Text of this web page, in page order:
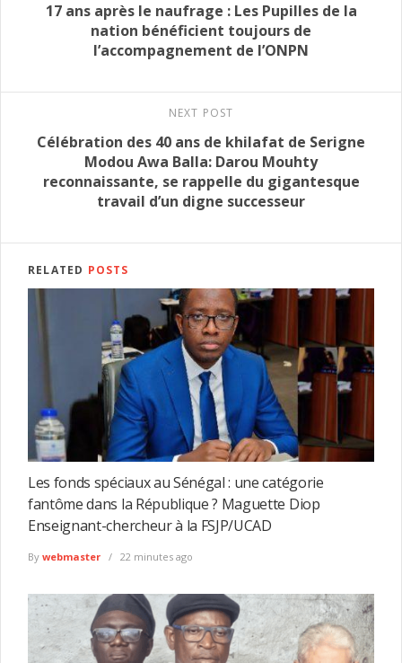
17 ans après le naufrage : Les Pupilles de la
nation bénéficient toujours de
l’accompagnement de l’ONPN
NEXT POST
Célébration des 40 ans de khilafat de Serigne
Modou Awa Balla: Darou Mouhty
reconnaissante, se rappelle du gigantesque
travail d’un digne successeur
RELATED POSTS
Les fonds spéciaux au Sénégal : une catégorie
fantôme dans la République ? Maguette Diop
Enseignant-chercheur à la FSJP/UCAD
By webmaster 22 minutes ago